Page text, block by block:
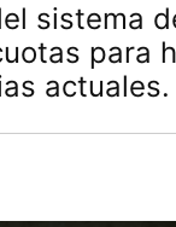
sistema
para
actuales.